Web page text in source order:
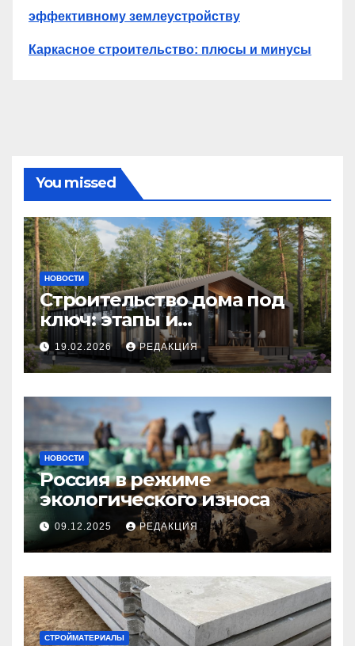
эффективному землеустройству
Каркасное строительство: плюсы и минусы
You missed
НОВОСТИ
Строительство дома под
ключ: этапы и
планирование бюджета
19.02.2026 РЕДАКЦИЯ
НОВОСТИ
Россия в режиме
экологического износа
09.12.2025 РЕДАКЦИЯ
СТРОЙМАТЕРИАЛЫ